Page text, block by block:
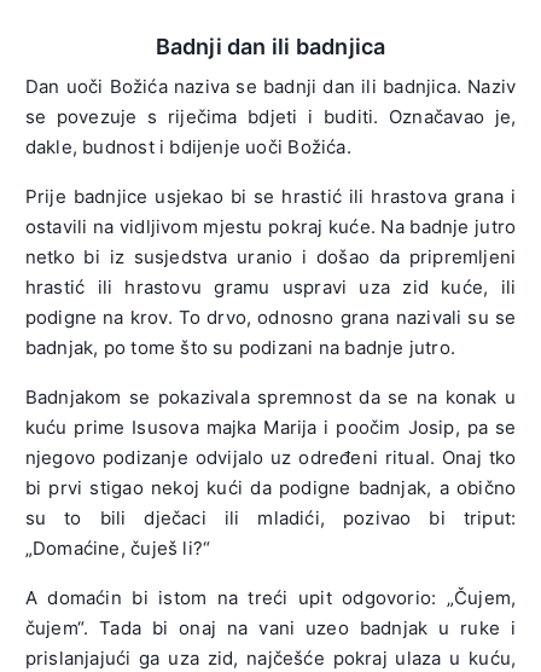
Badnji dan ili badnjica
Dan uoči Božića naziva se badnji dan ili badnjica. Naziv
se povezuje s riječima bdjeti i buditi. Označavao je,
dakle, budnost i bdijenje uoči Božića.
Prije badnjice usjekao bi se hrastić ili hrastova grana i
ostavili na vidljivom mjestu pokraj kuće. Na badnje jutro
netko bi iz susjedstva uranio i došao da pripremljeni
hrastić ili hrastovu gramu uspravi uza zid kuće, ili
podigne na krov. To drvo, odnosno grana nazivali su se
badnjak, po tome što su podizani na badnje jutro.
Badnjakom se pokazivala spremnost da se na konak u
kuću prime Isusova majka Marija i poočim Josip, pa se
njegovo podizanje odvijalo uz određeni ritual. Onaj tko
bi prvi stigao nekoj kući da podigne badnjak, a obično
su to bili dječaci ili mladići, pozivao bi triput:
„Domaćine, čuješ li?“
A domaćin bi istom na treći upit odgovorio: „Čujem,
čujem“. Tada bi onaj na vani uzeo badnjak u ruke i
prislanjajući ga uza zid, najčešće pokraj ulaza u kuću,